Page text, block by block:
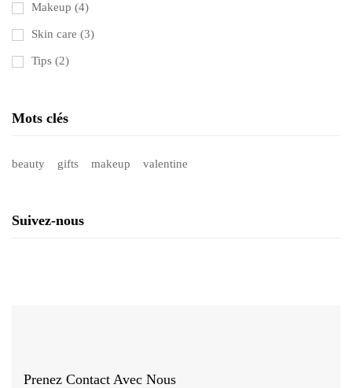
Makeup (4)
Skin care (3)
Tips (2)
Mots clés
beauty gifts makeup valentine
Suivez-nous
Prenez Contact Avec Nous